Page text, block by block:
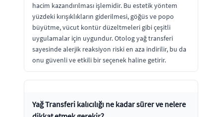
hacim kazandırılması işlemidir. Bu estetik yöntem
yüzdeki kırışıklıkların giderilmesi, göğüs ve popo
büyütme, vücut kontür düzeltmeleri gibi çeşitli
uygulamalar için uygundur. Otolog yağ transferi
sayesinde alerjik reaksiyon riski en aza indirilir, bu da
onu güvenli ve etkili bir seçenek haline getirir.
Yağ Transferi kalıcılığı ne kadar sürer ve nelere